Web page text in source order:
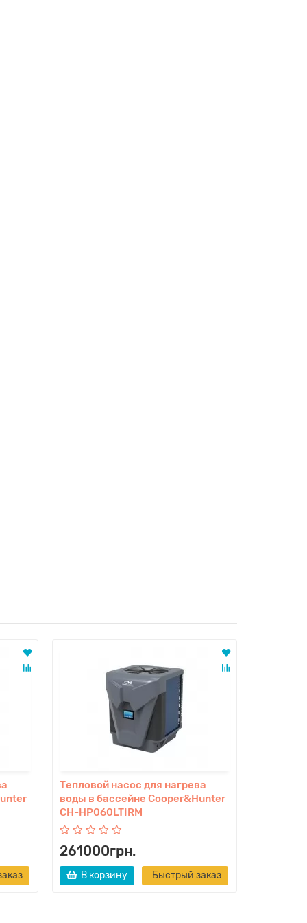
Тепловой насос для нагрева
воды в бассейне Cooper&Hunter
CH-HP060LTIRM
261000грн.
В корзину Быстрый заказ